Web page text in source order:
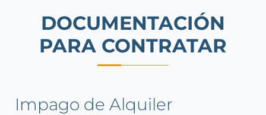
DOCUMENTACIÓN
PARA CONTRATAR
Impago de Alquiler